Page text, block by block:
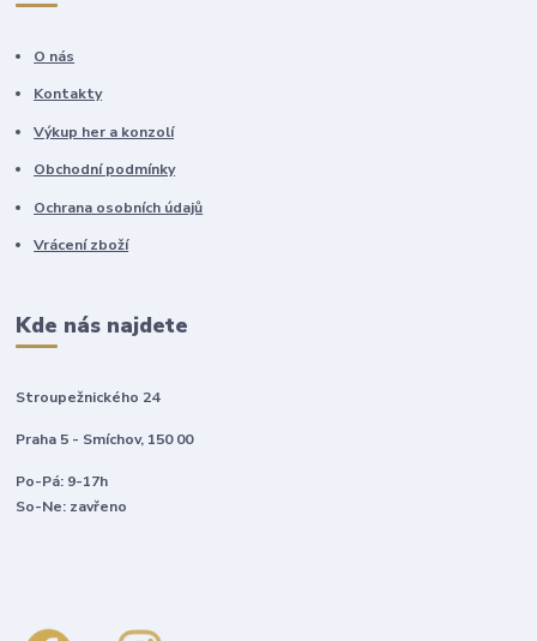
O nás
Kontakty
Výkup her a konzolí
Obchodní podmínky
Ochrana osobních údajů
Vrácení zboží
Kde nás najdete
Stroupežnického 24
Praha 5 - Smíchov, 150 00
Po-Pá: 9-17h
So-Ne: zavřeno